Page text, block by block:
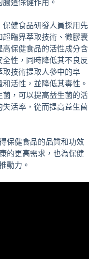
道保健作用。
保健食品研發人員採用先
臨界萃取技術、微膠囊
保健食品的活性成分含
性，同時降低其不良反
取技術提取人參中的皁
活性，並降低其毒性。
，可以提高益生菌的活
活率，從而提高益生菌
保健食品的品質和功效
的更高需求，也為保健
動力。